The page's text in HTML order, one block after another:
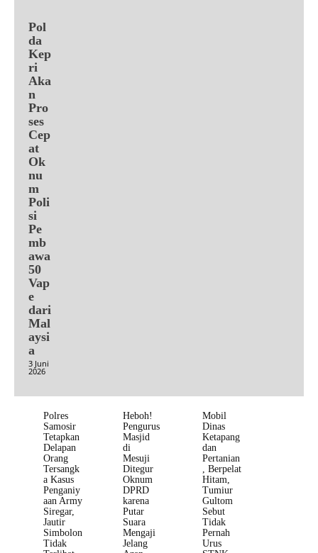
Pol
da
Kep
ri
Aka
n
Pro
ses
Cep
at
Ok
nu
m
Poli
si
Pe
mb
awa
50
Vap
e
dari
Mal
aysi
a
3 Juni
2026
Polres
Samosir
Tetapkan
Delapan
Orang
Tersangk
a Kasus
Penganiy
aan Army
Siregar,
Jautir
Simbolon
Tidak
Heboh!
Pengurus
Masjid
di
Mesuji
Ditegur
Oknum
DPRD
karena
Putar
Suara
Mengaji
Jelang
Mobil
Dinas
Ketapang
dan
Pertanian
, Berpelat
Hitam,
Tumiur
Gultom
Sebut
Tidak
Pernah
Urus